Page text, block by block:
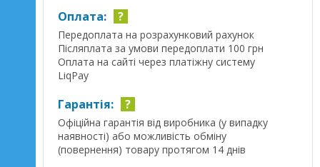
Оплата: ?
Передоплата на розрахунковий рахунок
Післяплата за умови передоплати 100 грн
Оплата на сайті через платіжну систему
LiqPay
Гарантія: ?
Офіційна гарантія від виробника (у випадку
наявності) або можливість обміну
(повернення) товару протягом 14 днів